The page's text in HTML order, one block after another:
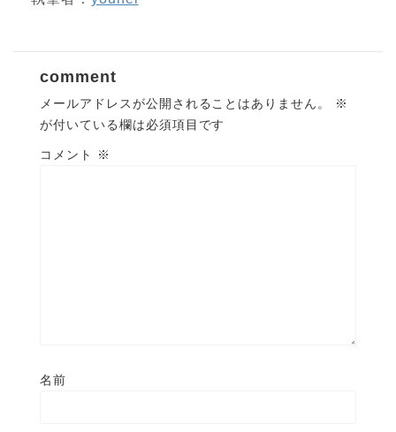
comment
メールアドレスが公開されることはありません。
※
が付いている欄は必須項目です
コメント ※
名前